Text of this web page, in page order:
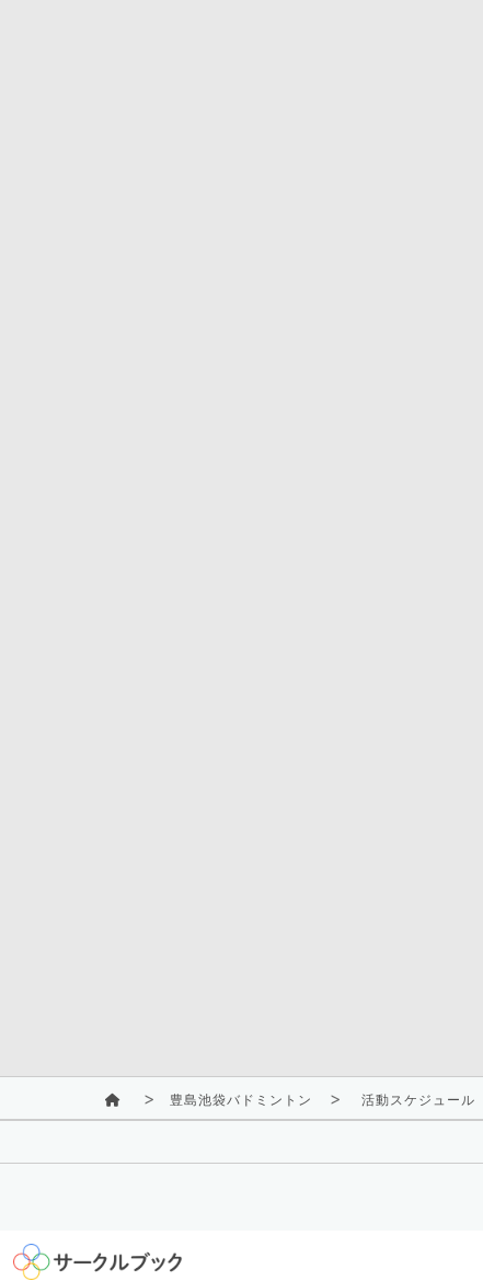
豊島池袋バドミントン 活動スケジュール